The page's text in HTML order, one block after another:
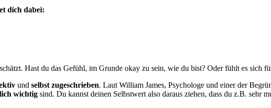
dich dabei:
Hast du das Gefühl, im Grunde okay zu sein, wie du bist? Oder fühlt es sich
und selbst zugeschrieben. Laut William James, Psychologe und einer der
wichtig sind. Du kannst deinen Selbstwert also daraus ziehen, dass du z.B.